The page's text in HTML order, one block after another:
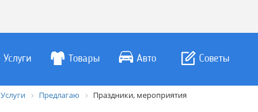
Услуги Товары Авто Советы
Услуги Предлагаю Праздники, мероприятия